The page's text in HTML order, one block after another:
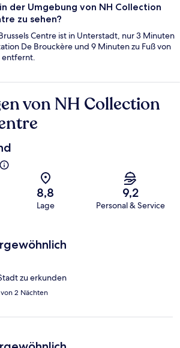
der Umgebung von NH Collection
zu sehen?
Centre ist in Unterstadt, nur 3 Minuten
De Brouckère und 9 Minuten zu Fuß von
entfernt.
von NH Collection
8,8
Lage
9,2
Personal & Service
zu erkunden
2 Nächten